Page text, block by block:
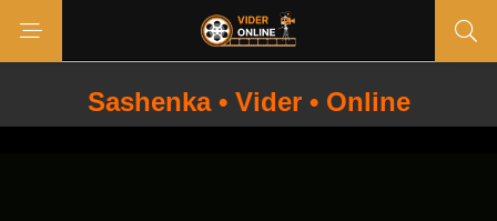
Sashenka • Vider • Online